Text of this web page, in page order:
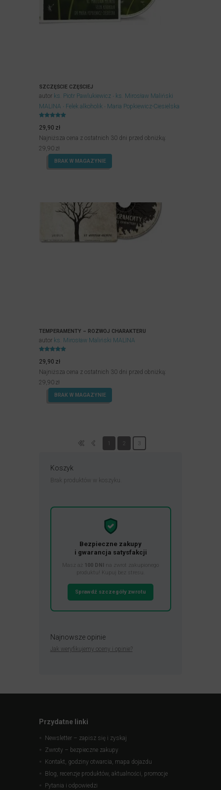
SZCZĘŚCIE CZĘŚCIEJ
autor ks. Piotr Pawlukiewicz
ks. Mirosław Maliński
MALINA
Felek alkoholik Maria Popkiewicz-Ciesielska
5.00
na 5.
29,90 zł
Najniższa cena z ostatnich 30 dni przed obniżką:
29,90 zł
BRAK W MAGAZYNIE
TEMPERAMENTY – ROZWÓJ CHARAKTERU
autor ks. Mirosław Maliński MALINA
5.00
na 5.
29,90 zł
Najniższa cena z ostatnich 30 dni przed obniżką:
29,90 zł
BRAK W MAGAZYNIE
1 2 3
Koszyk
Brak produktów w koszyku.
Bezpieczne zakupy
i gwarancja satysfakcji
Masz aż 100 DNI na zwrot zakupionego
produktu! Kupuj bez stresu.
Sprawdź szczegóły zwrotu
Najnowsze opinie
Jak weryfikujemy oceny i opinie?
Przydatne linki
Newsletter – zapisz się i zyskaj
Zwroty – bezpieczne zakupy
Kontakt, godziny otwarcia, mapa dojazdu
Blog, recenzje produktów, aktualności, promocje
Pytania i odpowiedzi